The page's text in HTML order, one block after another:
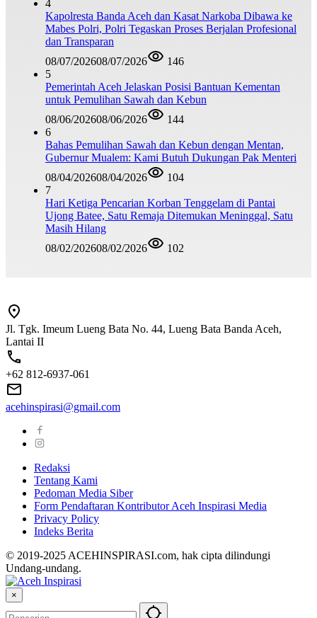
4
Kapolresta Banda Aceh dan Kasat Narkoba Dibawa ke
Mabes Polri, Polri Tegaskan Proses Berjalan Profesional
dan Transparan
08/07/202608/07/2026
146
5
Pemerintah Aceh Jelaskan Posisi Bantuan Kementan
untuk Pemulihan Sawah dan Kebun
08/06/202608/06/2026
144
6
Bahas Pemulihan Sawah dan Kebun dengan Mentan,
Gubernur Mualem: Kami Butuh Dukungan Pak Menteri
08/04/202608/04/2026
104
7
Hari Ketiga Pencarian Korban Tenggelam di Pantai
Ujong Batee, Satu Remaja Ditemukan Meninggal, Satu
Masih Hilang
08/02/202608/02/2026 102
Jl. Tgk. Imeum Lueng Bata No. 44, Lueng Bata Banda Aceh,
Lantai II
+62 812-6937-061
acehinspirasi@gmail.com
Redaksi
Tentang Kami
Pedoman Media Siber
Form Pendaftaran Kontributor Aceh Inspirasi Media
Privacy Policy
Indeks Berita
© 2019-2025 ACEHINSPIRASI.com, hak cipta dilindungi
Undang-undang.
×